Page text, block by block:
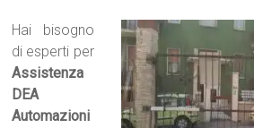
Hai bisogno
di esperti per
Assistenza
DEA
Automazioni